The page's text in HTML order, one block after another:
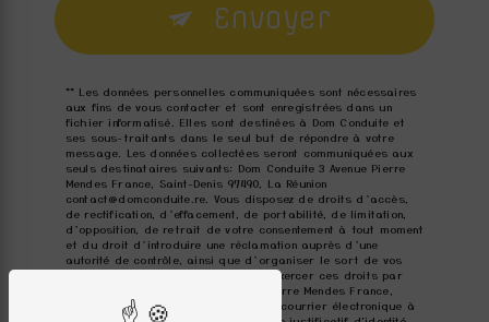
Envoyer
** Les données personnelles communiquées sont nécessaires
aux fins de vous contacter et sont enregistrées dans un
fichier informatisé. Elles sont destinées à Dom Conduite et
ses sous-traitants dans le seul but de répondre à votre
message. Les données collectées seront communiquées aux
seuls destinataires suivants: Dom Conduite 3 Avenue Pierre
Mendes France, Saint-Denis 97490, La Réunion
contact@domconduite.re. Vous disposez de droits d’accès,
de rectification, d’effacement, de portabilité, de limitation,
d’opposition, de retrait de votre consentement à tout moment
et du droit d’introduire une réclamation auprès d’une
autorité de contrôle, ainsi que d’organiser le sort de vos
données post-mortem. Vous pouvez exercer ces droits par
voie postale à l'adresse 3 Avenue Pierre Mendes France,
Saint-Denis 97490, La Réunion ou par courrier électronique à